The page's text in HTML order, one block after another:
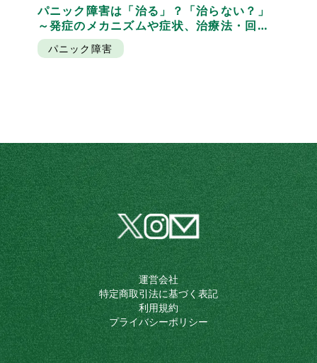
パニック障害は「治る」？「治らない？」
～発症のメカニズムや症状、治療法・回復
プロセスを紹介
パニック障害
運営会社
特定商取引法に基づく表記
利用規約
プライバシーポリシー